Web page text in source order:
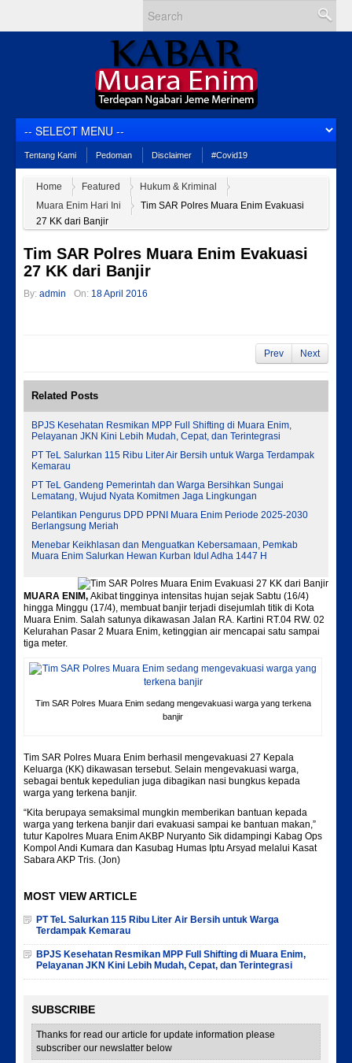
Tentang Kami Pedoman Disclaimer #Covid19
Home Featured
Hukum & Kriminal
Muara Enim Hari Ini
Tim SAR Polres Muara Enim Evakuasi
27 KK dari Banjir
Tim SAR Polres Muara Enim Evakuasi
27 KK dari Banjir
By: admin On: 18 April 2016
Prev Next
Related Posts
BPJS Kesehatan Resmikan MPP Full Shifting di Muara Enim,
Pelayanan JKN Kini Lebih Mudah, Cepat, dan Terintegrasi
PT TeL Salurkan 115 Ribu Liter Air Bersih untuk Warga Terdampak
Kemarau
PT TeL Gandeng Pemerintah dan Warga Bersihkan Sungai
Lematang, Wujud Nyata Komitmen Jaga Lingkungan
Pelantikan Pengurus DPD PPNI Muara Enim Periode 2025-2030
Berlangsung Meriah
Menebar Keikhlasan dan Menguatkan Kebersamaan, Pemkab
Muara Enim Salurkan Hewan Kurban Idul Adha 1447 H
MUARA ENIM, Akibat tingginya intensitas hujan sejak Sabtu (16/4)
hingga Minggu (17/4), membuat banjir terjadi disejumlah titik di Kota
Muara Enim. Salah satunya dikawasan Jalan RA. Kartini RT.04 RW. 02
Kelurahan Pasar 2 Muara Enim, ketinggian air mencapai satu sampai
tiga meter.
Tim SAR Polres Muara Enim sedang mengevakuasi warga yang terkena
banjir
Tim SAR Polres Muara Enim berhasil mengevakuasi 27 Kepala
Keluarga (KK) dikawasan tersebut. Selain mengevakuasi warga,
sebagai bentuk kepedulian juga dibagikan nasi bungkus kepada
warga yang terkena banjir.
“Kita berupaya semaksimal mungkin memberikan bantuan kepada
warga yang terkena banjir dari evakuasi sampai ke bantuan makan,”
tutur Kapolres Muara Enim AKBP Nuryanto Sik didampingi Kabag Ops
Kompol Andi Kumara dan Kasubag Humas Iptu Arsyad melalui Kasat
Sabara AKP Tris. (Jon)
MOST VIEW ARTICLE
PT TeL Salurkan 115 Ribu Liter Air Bersih untuk Warga
Terdampak Kemarau
BPJS Kesehatan Resmikan MPP Full Shifting di Muara Enim,
Pelayanan JKN Kini Lebih Mudah, Cepat, dan Terintegrasi
SUBSCRIBE
Thanks for read our article for update information please
subscriber our newslatter below